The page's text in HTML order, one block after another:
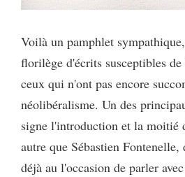
Voilà un pamphlet
florilège d'écrits susceptibles
ceux qui n'ont pas encore
néolibéralisme. Un des
signe l'introduction et la moitié
autre que Sébastien Fontenelle,
déjà au l'occasion de parler